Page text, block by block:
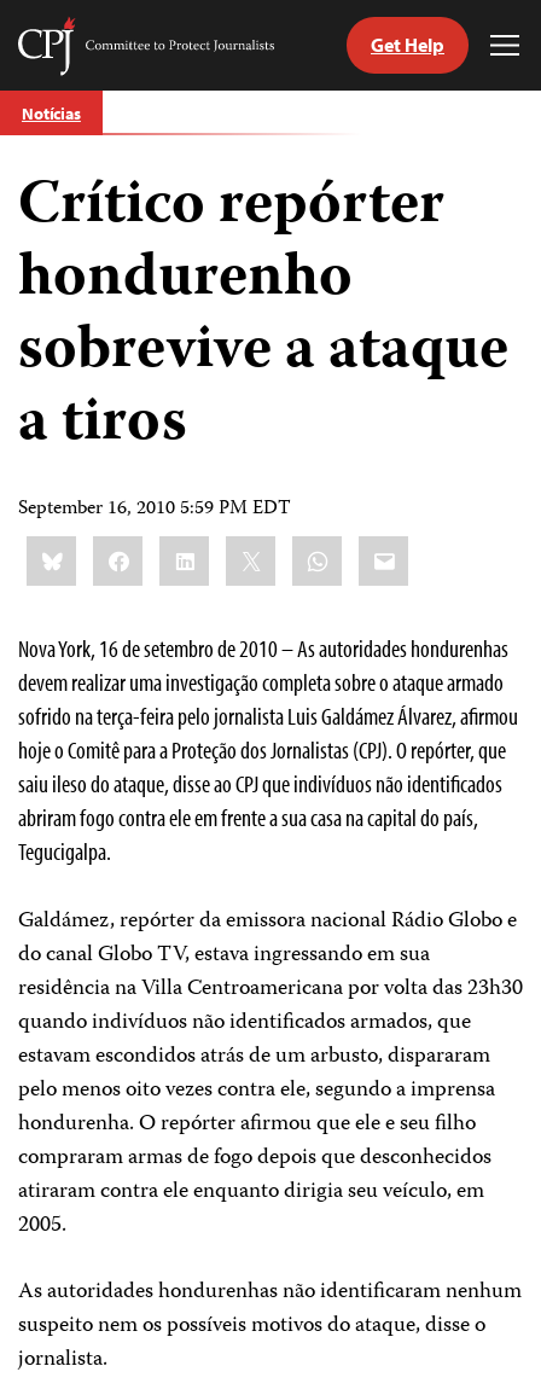
Skip
to
Committee
Journalists
Get Help
Notícias
Crítico repórter
hondurenho
sobrevive a ataque
a tiros
September 16, 2010 5:59 PM EDT
Share
this:BlueskyFacebookLinkedIn WhatsApp
Email
Nova York, 16 de setembro de 2010 – As autoridades hondurenhas
devem realizar uma investigação completa sobre o ataque armado
sofrido na terça-feira pelo jornalista Luis Galdámez Álvarez, afirmou
hoje o Comitê para a Proteção dos Jornalistas (CPJ). O repórter, que
saiu ileso do ataque, disse ao CPJ que indivíduos não identificados
abriram fogo contra ele em frente a sua casa na capital do país,
Tegucigalpa.
Galdámez, repórter da emissora nacional Rádio Globo e
do canal Globo TV, estava ingressando em sua
residência na Villa Centroamericana por volta das 23h30
quando indivíduos não identificados armados, que
estavam escondidos atrás de um arbusto, dispararam
pelo menos oito vezes contra ele, segundo a imprensa
hondurenha. O repórter afirmou que ele e seu filho
compraram armas de fogo depois que desconhecidos
atiraram contra ele enquanto dirigia seu veículo, em
2005.
As autoridades hondurenhas não identificaram nenhum
suspeito nem os possíveis motivos do ataque, disse o
jornalista.